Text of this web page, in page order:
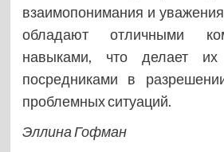
взаимопонимания и
обладают отличными
навыками, что делает
посредниками в
проблемных ситуаций.
Эллина Гофман